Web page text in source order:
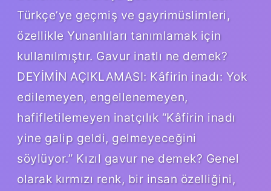
Türkçe’ye geçmiş ve gayrimüslimleri,
özellikle Yunanlıları tanımlamak için
kullanılmıştır. Gavur inatlı ne demek?
DEYİMİN AÇIKLAMASI: Kâfirin inadı: Yok
edilemeyen, engellenemeyen,
hafifletilemeyen inatçılık “Kâfirin inadı
yine galip geldi, gelmeyeceğini
söylüyor.” Kızıl gavur ne demek? Genel
olarak kırmızı renk, bir insan özelliğini,